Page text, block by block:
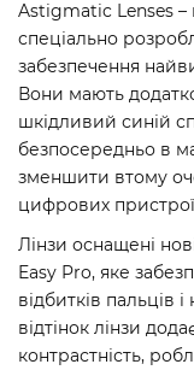
Astigmatic Lenses –
спеціально
забезпечення
Вони мають
шкідливий синій
безпосередньо в
зменшити втому
цифрових
Лінзи оснащені
Easy Pro, яке
відбитків пальців
відтінок лінзи
контрастність,